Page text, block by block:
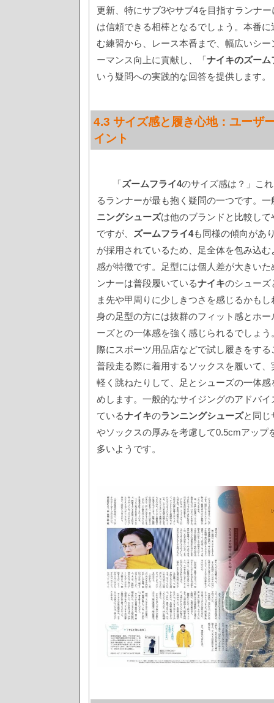
更新、特にサブ3やサブ4を目指すランナ
は信頼できる相棒となるでしょう。本番
む練習から、レース本番まで、幅広いシ
ーマンス向上に貢献し、「ナイキのズーム
いう疑問への実践的な回答を提供します。
4.3 サイズ感と履き心地：ユーザ
イント
「ズームフライ4のサイズ感は？」こ
るランナーが最も抱く疑問の一つです。一
ニングシューズは他のブランドと比較し
ですが、
ズームフライ4も同様の傾向があ
が採用されているため、足全体を包み込
感が特徴です。足型には個人差が大きい
ンナーは普段履いているナイキのシューズ
ま先や甲周りに少しきつさを感じるかも
身の足型の方には抜群のフィット感とホ
ーズとの一体感を強く感じられるでしょ
際にスポーツ用品店などで試し履きをす
普段走る際に着用するソックスを履いて
軽く跳ねたりして、足とシューズの一体
めします。一般的なサイジングのアドバ
ているナイキのランニングシューズと同じ
やソックスの厚みを考慮して0.5cmアップ
多いようです。